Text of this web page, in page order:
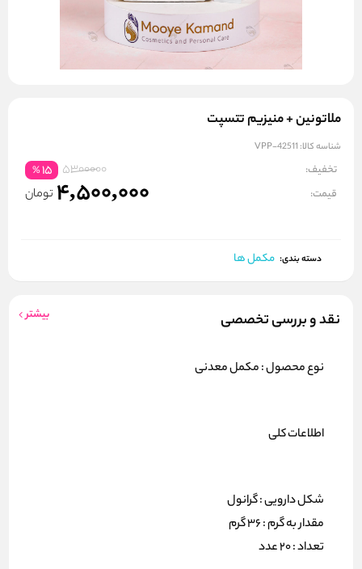
ملاتونین + منیزیم تتسپت
شناسه کالا: VPP-42511
تخفیف: 5300000
15
%
قیمت: 4,500,000 تومان
دسته بندی: مکمل ها
نقد و بررسی تخصصی بیشتر
نوع محصول : مکمل معدنی
اطلاعات کلی
شکل دارویی : گرانول
مقدار به گرم : 36 گرم
تعداد : 20 عدد